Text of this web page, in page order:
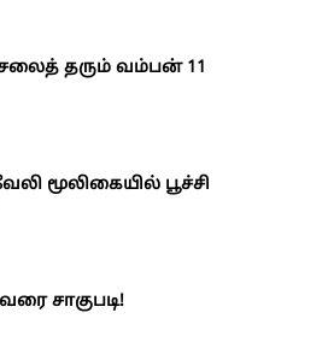
தரும் வம்பன் 11
மூலிகையில் பூச்சி
சாகுபடி!